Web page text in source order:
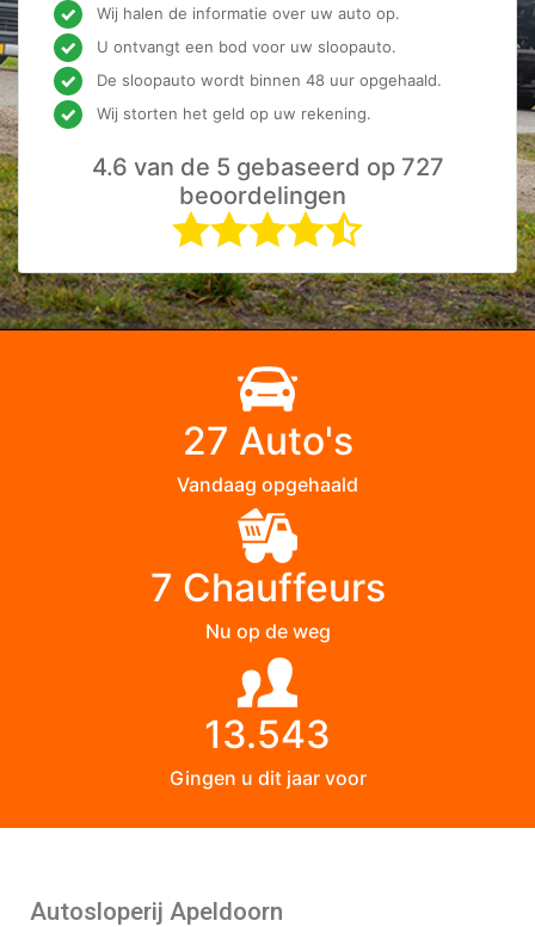
Wij halen de informatie over uw auto op.
U ontvangt een bod voor uw sloopauto.
De sloopauto wordt binnen 48 uur opgehaald.
Wij storten het geld op uw rekening.
4.6 van de 5 gebaseerd op 727
beoordelingen
27 Auto's
Vandaag opgehaald
7 Chauffeurs
Nu op de weg
13.543
Gingen u dit jaar voor
Autosloperij Apeldoorn